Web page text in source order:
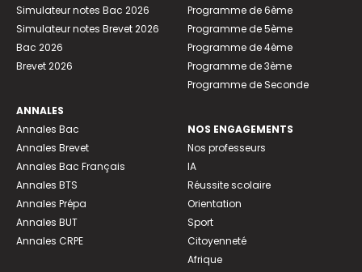
Simulateur notes Bac 2026
Simulateur notes Brevet 2026
Bac 2026
Brevet 2026
ANNALES
Annales Bac
Annales Brevet
Annales Bac Français
Annales BTS
Annales Prépa
Annales BUT
Annales CRPE
Programme de 6ème
Programme de 5ème
Programme de 4ème
Programme de 3ème
Programme de Seconde
NOS ENGAGEMENTS
Nos professeurs
IA
Réussite scolaire
Orientation
Sport
Citoyenneté
Afrique